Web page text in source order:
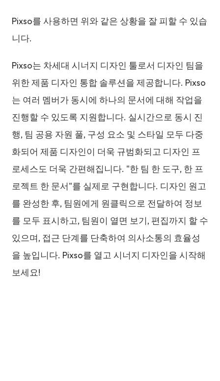
Pixso를 사용하면 위와 같은 상황을 잘 피할 수 있습
니다.
Pixso는 차세대 시너지 디자인 툴로서 디자인 팀을
위한 제품 디자인 통합 솔루션을 제공합니다. Pixso
는 여러 멤버가 동시에 하나의 문서에 대해 작업을
진행할 수 있도록 지원합니다. 실시간으로 동시 진
행, 팀 공용 자원 풀, 구성 요소 및 스타일 모두 다중
화되어 제품 디자인이 더욱 규범화되고 디자인 프
로세스도 더욱 간편해집니다. "한 팀 한 도구, 한 프
로젝트 한 문서"를 실제로 구현합니다. 디자인 원고
를 완성한 후, 팀원에게 원클릭으로 전달하여 정보
를 모두 표시하고, 팀원이 열면 보기, 편집까지 할 수
있으며, 접근 단계를 단축하여 의사소통의 효율성
을 높입니다. Pixso를 열고 시너지 디자인을 시작해
보세요!